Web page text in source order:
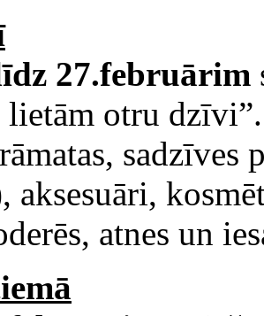
27.februārim
otru
sadzīves
aksesuāri,
atnes un